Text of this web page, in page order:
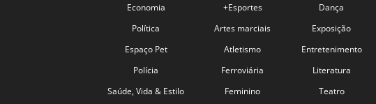
Economia
Política
Espaço Pet
Polícia
Saúde, Vida & Estilo
+Esportes
Artes marciais
Atletismo
Ferroviária
Feminino
Dança
Exposição
Entretenimento
Literatura
Teatro